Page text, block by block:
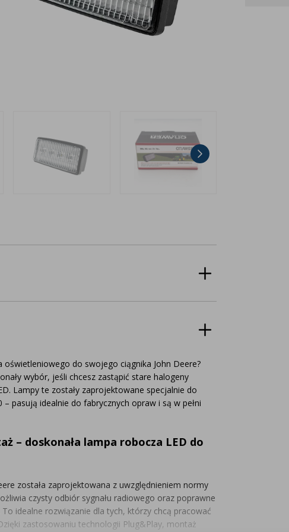
do swojego ciągnika John Deere?
wybór, jeśli chcesz zastąpić stare halogeny
Lampy te zostały zaprojektowane specjalnie do
pasują idealnie do fabrycznych opraw i są w pełni
– doskonała lampa robocza LED do
została zaprojektowana z uwzględnieniem normy
czysty odbiór sygnału radiowego oraz poprawne
idealne rozwiązanie dla tych, którzy chcą pracować
zastosowaniu technologii Plug&Play, montaż